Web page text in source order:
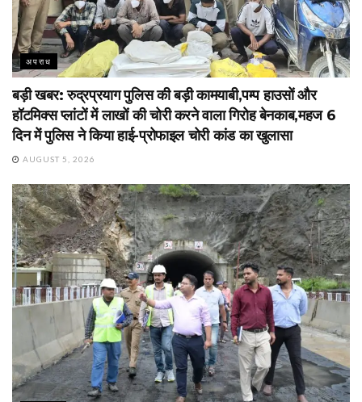
अपराध
बड़ी खबर: रुद्रप्रयाग पुलिस की बड़ी कामयाबी,पम्प हाउसों और
हॉटमिक्स प्लांटों में लाखों की चोरी करने वाला गिरोह बेनकाब,महज 6
दिन में पुलिस ने किया हाई-प्रोफाइल चोरी कांड का खुलासा
AUGUST 5, 2026